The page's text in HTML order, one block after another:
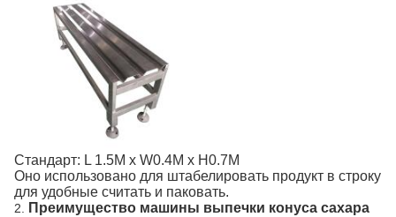
Стандарт: L 1.5M x W0.4M x H0.7M
Оно использовано для штабелировать продукт в строку
для удобные считать и паковать.
2. Преимущество машины выпечки конуса сахара